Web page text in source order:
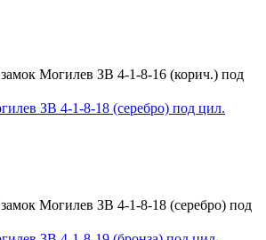
Могилев ЗВ 4-1-8-16 (корич.) под
Могилев ЗВ 4-1-8-18 (серебро) под